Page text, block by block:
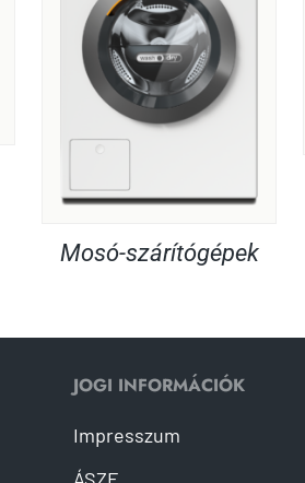
Mosó-szárítógépek
JOGI INFORMÁCIÓK
Impresszum